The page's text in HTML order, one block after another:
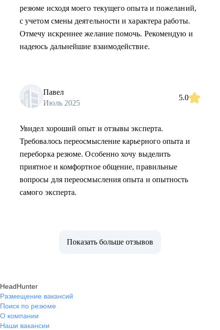
резюме исходя моего текущего опыта и пожеланий,
с учетом смены деятельности и характера работы.
Отмечу искреннее желание помочь. Рекомендую и
надеюсь дальнейшие взаимодействие.
Павел
Июль 2025
5.0
Увидел хороший опыт и отзывы эксперта.
Требовалось переосмысление карьерного опыта и
переборка резюме. Особенно хочу выделить
приятное и комфортное общение, правильные
вопросы для переосмысления опыта и опытность
самого эксперта.
Показать больше отзывов
HeadHunter
Размещение вакансий
Поиск по резюме
О компании
Наши вакансии